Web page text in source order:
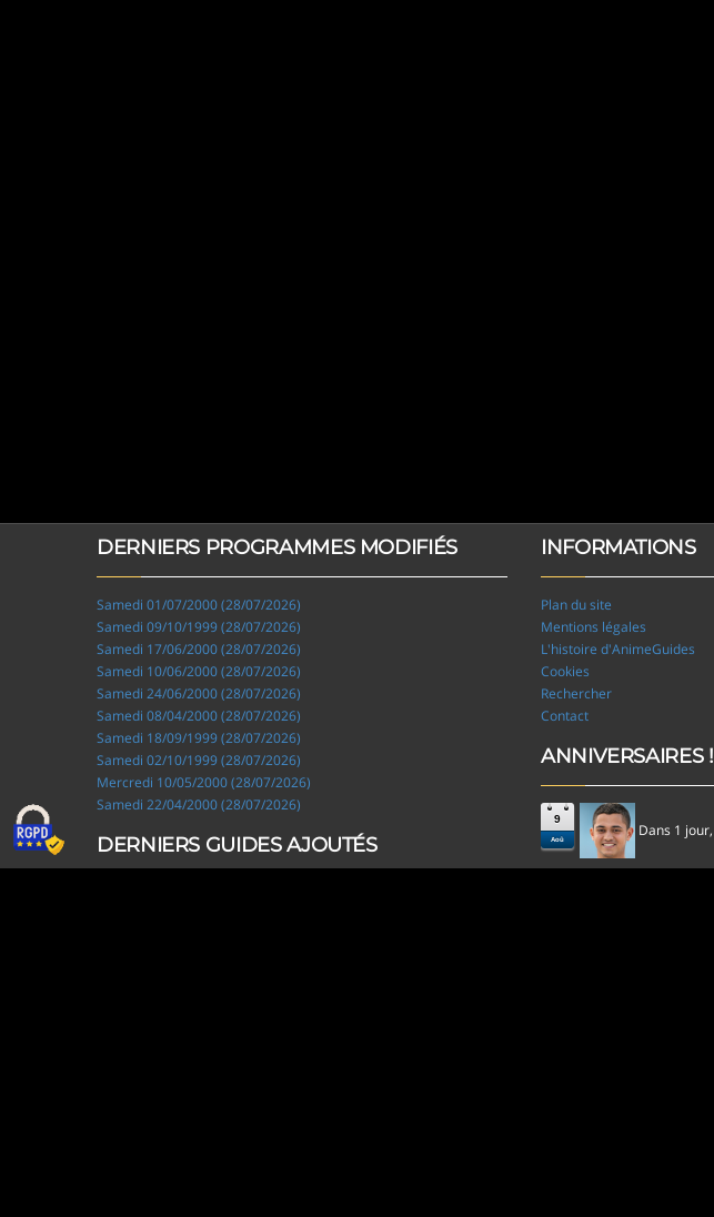
DERNIERS PROGRAMMES MODIFIÉS
Samedi 01/07/2000 (28/07/2026)
Samedi 09/10/1999 (28/07/2026)
Samedi 17/06/2000 (28/07/2026)
Samedi 10/06/2000 (28/07/2026)
Samedi 24/06/2000 (28/07/2026)
Samedi 08/04/2000 (28/07/2026)
Samedi 18/09/1999 (28/07/2026)
Samedi 02/10/1999 (28/07/2026)
Mercredi 10/05/2000 (28/07/2026)
Samedi 22/04/2000 (28/07/2026)
DERNIERS GUIDES AJOUTÉS
INFORMATIONS
Plan du site
Mentions légales
L'histoire d'AnimeGuides
Cookies
Rechercher
Contact
ANNIVERSAIRES !
9
Aoû
Dans 1 jour,